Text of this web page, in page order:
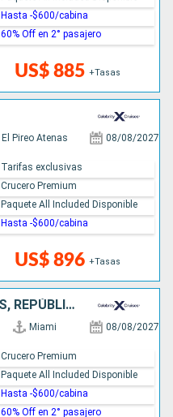
US$ 885 +Tasas
Hasta -$600/cabina
60% Off en 2° pasajero
El Pireo Atenas 08/08/2027
US$ 896 +Tasas
Tarifas exclusivas
Crucero Premium
Paquete All Included Disponible
Hasta -$600/cabina
ESTADOS UNIDOS, BAHAMAS, REPÚBLICA DOMINICANA
Miami 08/08/2027
Crucero Premium
Paquete All Included Disponible
Hasta -$600/cabina
60% Off en 2° pasajero